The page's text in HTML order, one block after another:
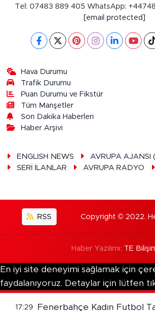
Tel: 07483 889 405 WhatsApp:
[email protected]
Hava Durumu
Trafik Durumu
Puan Durumu ve Fikstür
Tüm Manşetler
Son Dakika Haberleri
Haber Arşivi
ENGLISH NEWS
AVRUPA AJANSI
SERİ İLANLAR
AVRUPA RADYO
RSS Copyright © 2022.
Haber Yazılımı: TE
En iyi site deneyimi sağlamak için
faydalanıyoruz. Detaylar için lütfen
17:29 Fenerbahçe Kadın Futbol